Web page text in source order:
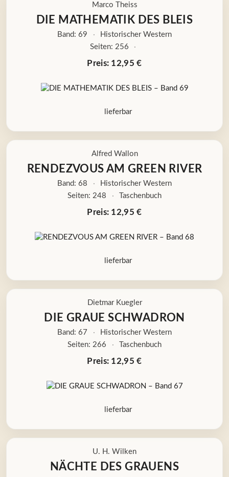
Marco Theiss
DIE MATHEMATIK DES BLEIS
Band: 69 ·
Historischer Western
Seiten: 256
·
Preis: 12,95 €
lieferbar
Alfred Wallon
RENDEZVOUS AM GREEN RIVER
Band: 68 ·
Historischer Western
Seiten: 248
· Taschenbuch
Preis: 12,95 €
lieferbar
Dietmar Kuegler
DIE GRAUE SCHWADRON
Band: 67 ·
Historischer Western
Seiten: 266
· Taschenbuch
Preis: 12,95 €
lieferbar
U. H. Wilken
NÄCHTE DES GRAUENS